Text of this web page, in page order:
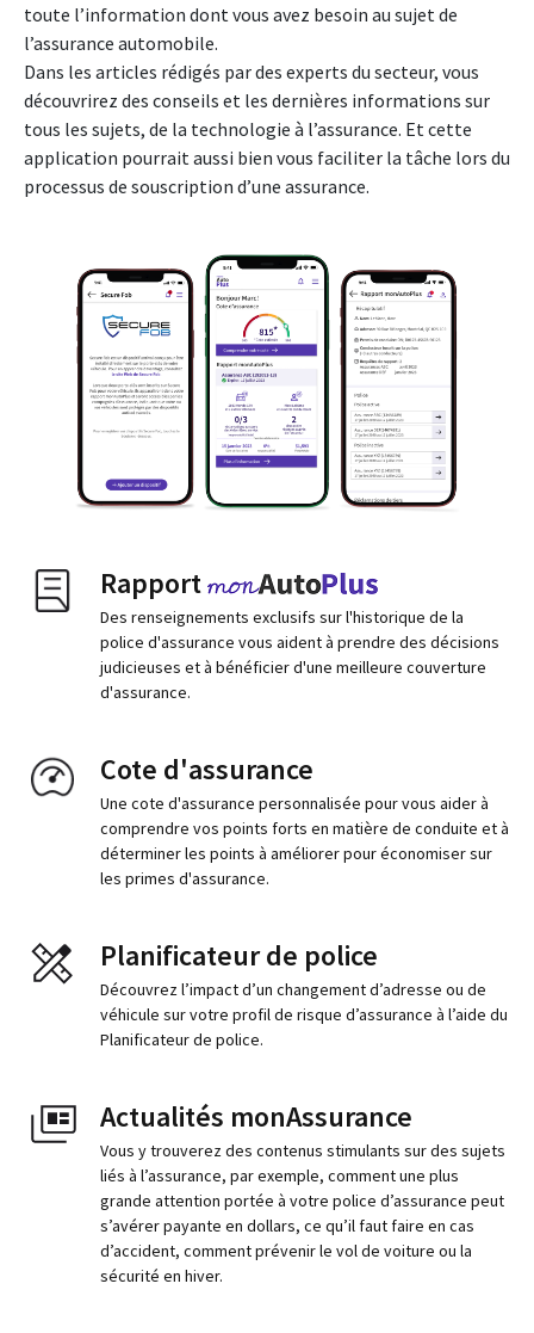
toute l’information dont vous avez besoin au sujet de
l’assurance automobile.
Dans les articles rédigés par des experts du secteur, vous
découvrirez des conseils et les dernières informations sur
tous les sujets, de la technologie à l’assurance. Et cette
application pourrait aussi bien vous faciliter la tâche lors du
processus de souscription d’une assurance.
Rapport
Des renseignements exclusifs sur l'historique de la
police d'assurance vous aident à prendre des décisions
judicieuses et à bénéficier d'une meilleure couverture
d'assurance.
Cote d'assurance
Une cote d'assurance personnalisée pour vous aider à
comprendre vos points forts en matière de conduite et à
déterminer les points à améliorer pour économiser sur
les primes d'assurance.
Planificateur de police
Découvrez l’impact d’un changement d’adresse ou de
véhicule sur votre profil de risque d’assurance à l’aide du
Planificateur de police.
Actualités monAssurance
Vous y trouverez des contenus stimulants sur des sujets
liés à l’assurance, par exemple, comment une plus
grande attention portée à votre police d’assurance peut
s’avérer payante en dollars, ce qu’il faut faire en cas
d’accident, comment prévenir le vol de voiture ou la
sécurité en hiver.